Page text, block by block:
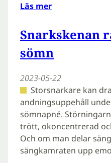
Läs mer
Snarkskenan
sömn
2023-05-22
Storsnarkare kan
andningsuppehåll
sömnapné.
trött, okoncentrerad
Och om man delar
sängkamraten upp